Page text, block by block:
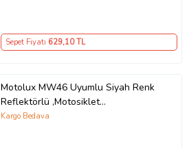
Sepet Fiyatı 629,10 TL
Motolux MW46 Uyumlu Siyah Renk
Reflektörlü ,Motosiklet
Brandası,Motor Branda Motor
Kargo Bedava